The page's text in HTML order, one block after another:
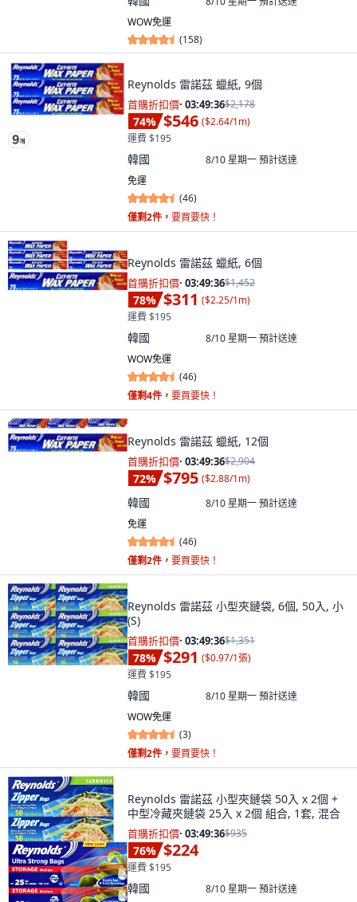
WOW免運
(158)
Reynolds 雷諾茲 蠟紙, 9個
首購折扣價· 03:49:34$2,178
74% $546 ($2.64/1m)
運費 $195
韓國 8/10 星期一預計送達
免運
(46)
僅剩2件， 要買要快！
Reynolds 雷諾茲 蠟紙, 6個
首購折扣價· 03:49:34$1,452
78% $311 ($2.25/1m)
運費 $195
韓國 8/10 星期一預計送達
WOW免運
(46)
僅剩4件， 要買要快！
Reynolds 雷諾茲 蠟紙, 12個
首購折扣價· 03:49:34$2,904
72% $795 ($2.88/1m)
韓國 8/10 星期一預計送達
免運
(46)
僅剩2件， 要買要快！
Reynolds 雷諾茲 小型夾鏈袋, 6個, 50入, 小
(S)
首購折扣價· 03:49:34$1,351
78% $291 ($0.97/1張)
運費 $195
韓國 8/10 星期一預計送達
WOW免運
(3)
僅剩2件， 要買要快！
Reynolds 雷諾茲 小型夾鏈袋 50入 x 2個 +
中型冷藏夾鏈袋 25入 x 2個 組合, 1套, 混合
首購折扣價· 03:49:34$935
76% $224
運費 $195
韓國 8/10 星期一預計送達